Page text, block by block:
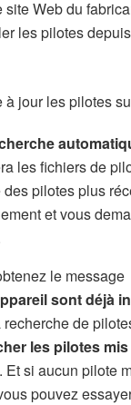
Web du
les pilotes
les fichiers de
des pilotes plus
et vous
le message
sont déjà
de
les pilotes
Et si aucun pilote
pouvez